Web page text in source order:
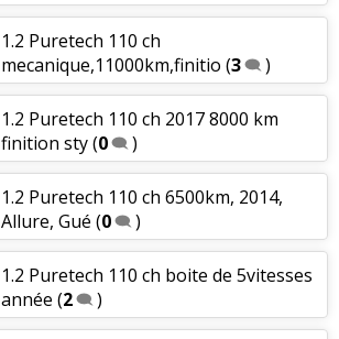
1.2 Puretech 110 ch
mecanique,11000km,finitio (3 )
1.2 Puretech 110 ch 2017 8000 km
finition sty(0 )
1.2 Puretech 110 ch 6500km, 2014,
Allure, Gué (0 )
1.2 Puretech 110 ch boite de 5vitesses
année (2 )